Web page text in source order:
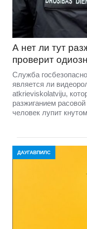
А нет ли тут
проверит
Служба
является ли
atkrieviskolatviju,
разжиганием
человек лупит
ДАУГАВПИЛС